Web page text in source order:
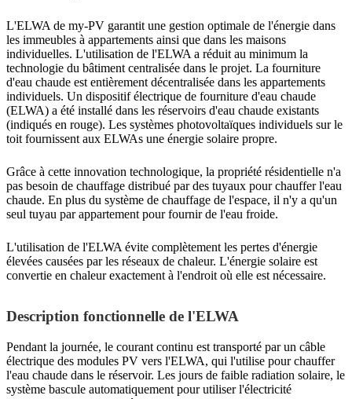
L'ELWA de my-PV garantit une gestion optimale de l'énergie dans
les immeubles à appartements ainsi que dans les maisons
individuelles. L'utilisation de l'ELWA a réduit au minimum la
technologie du bâtiment centralisée dans le projet. La fourniture
d'eau chaude est entièrement décentralisée dans les appartements
individuels. Un dispositif électrique de fourniture d'eau chaude
(ELWA) a été installé dans les réservoirs d'eau chaude existants
(indiqués en rouge). Les systèmes photovoltaïques individuels sur le
toit fournissent aux ELWAs une énergie solaire propre.
Grâce à cette innovation technologique, la propriété résidentielle n'a
pas besoin de chauffage distribué par des tuyaux pour chauffer l'eau
chaude. En plus du système de chauffage de l'espace, il n'y a qu'un
seul tuyau par appartement pour fournir de l'eau froide.
L'utilisation de l'ELWA évite complètement les pertes d'énergie
élevées causées par les réseaux de chaleur. L'énergie solaire est
convertie en chaleur exactement à l'endroit où elle est nécessaire.
Description fonctionnelle de l'ELWA
Pendant la journée, le courant continu est transporté par un câble
électrique des modules PV vers l'ELWA, qui l'utilise pour chauffer
l'eau chaude dans le réservoir. Les jours de faible radiation solaire, le
système bascule automatiquement pour utiliser l'électricité